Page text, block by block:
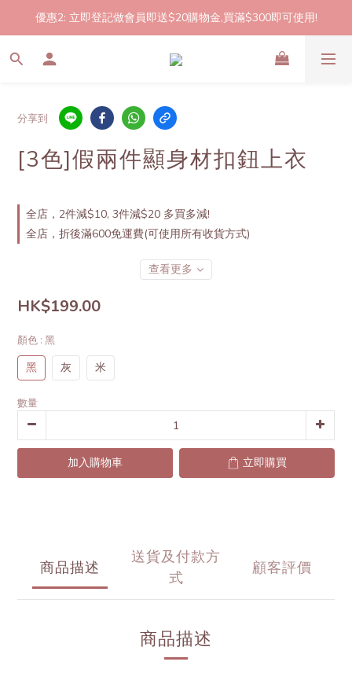
2件起包郵!(反應良好優惠期延長🎉!shop now!)
優惠2: 立即登記做會員即送$20購物金,買滿$300即可使用!
2件起包郵!(反應良好優惠期延長🎉!shop now!)
分享到
[3色]假兩件顯身材扣鈕上衣
全店，2件減$10, 3件減$20 多買多減!
全店，折後滿600免運費(可使用所有收貨方式)
查看更多
HK$199.00
顏色 : 黑
黑 灰 米
數量
加入購物車 立即購買
商品描述
送貨及付款方
式
顧客評價
商品描述